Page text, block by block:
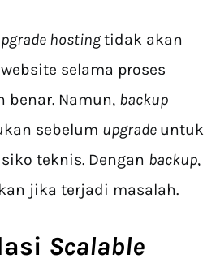
hostingtidak akan
selama proses
benar. Namun, backup
sebelum upgrade untuk
teknis. Dengan backup,
jika terjadi masalah.
Scalable